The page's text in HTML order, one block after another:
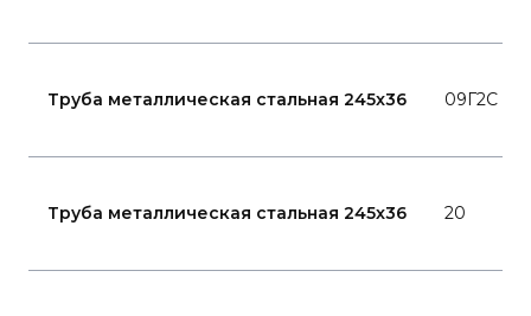
Труба металлическая стальная 245x36 09Г2С
Труба металлическая стальная 245x36 20